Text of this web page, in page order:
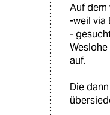
Auf
-weil via
-
auf.
Die